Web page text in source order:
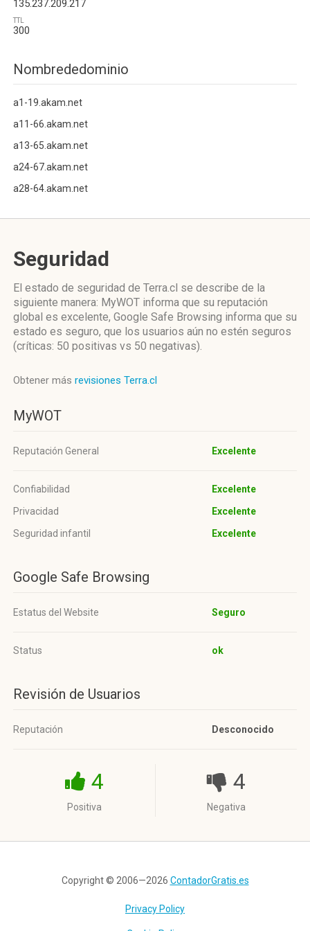
135.237.209.217
TTL
300
Nombrededominio
a1-19.akam.net
a11-66.akam.net
a13-65.akam.net
a24-67.akam.net
a28-64.akam.net
Seguridad
El estado de seguridad de Terra.cl se describe de la
siguiente manera: MyWOT informa que su reputación
global es excelente, Google Safe Browsing informa que su
estado es seguro, que los usuarios aún no estén seguros
(críticas: 50 positivas vs 50 negativas).
Obtener más revisiones Terra.cl
MyWOT
Reputación General Excelente
Confiabilidad
Excelente
Privacidad
Excelente
Seguridad infantil
Excelente
Google Safe Browsing
Estatus del Website Seguro
Status ok
Revisión de Usuarios
Reputación Desconocido
4
Positiva
4
Negativa
Copyright © 2006—2026 ContadorGratis.es
Privacy Policy